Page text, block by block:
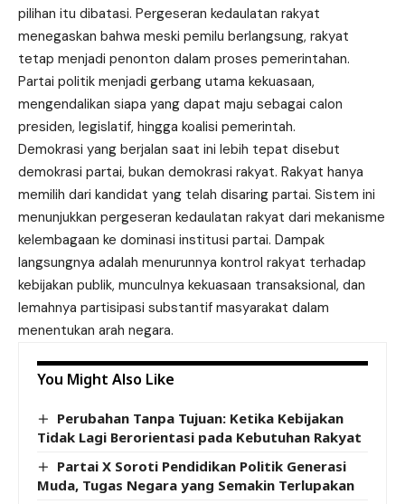
pilihan itu dibatasi. Pergeseran kedaulatan rakyat
menegaskan bahwa meski pemilu berlangsung, rakyat
tetap menjadi penonton dalam proses pemerintahan.
Partai politik menjadi gerbang utama kekuasaan,
mengendalikan siapa yang dapat maju sebagai calon
presiden, legislatif, hingga koalisi pemerintah.
Demokrasi yang berjalan saat ini lebih tepat disebut
demokrasi partai, bukan demokrasi rakyat. Rakyat hanya
memilih dari kandidat yang telah disaring partai. Sistem ini
menunjukkan pergeseran kedaulatan rakyat dari mekanisme
kelembagaan ke dominasi institusi partai. Dampak
langsungnya adalah menurunnya kontrol rakyat terhadap
kebijakan publik, munculnya kekuasaan transaksional, dan
lemahnya partisipasi substantif masyarakat dalam
menentukan arah negara.
You Might Also Like
Perubahan Tanpa Tujuan: Ketika Kebijakan
Tidak Lagi Berorientasi pada Kebutuhan Rakyat
Partai X Soroti Pendidikan Politik Generasi
Muda, Tugas Negara yang Semakin Terlupakan